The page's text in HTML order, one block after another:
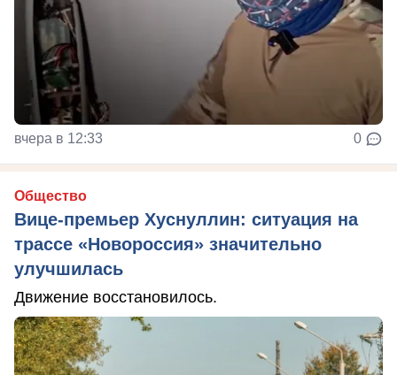
вчера в 12:33 0
Общество
Вице-премьер Хуснуллин: ситуация на
трассе «Новороссия» значительно
улучшилась
Движение восстановилось.